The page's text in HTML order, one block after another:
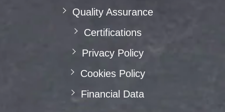
Quality Assurance
Certifications
Privacy Policy
Cookies Policy
Financial Data